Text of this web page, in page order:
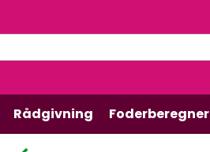
Rådgivning Foderberegner